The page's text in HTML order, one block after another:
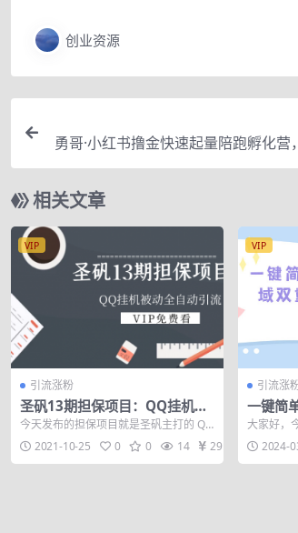
创业资源
勇哥·小红书撸金快速起量陪跑孵化营
相关文章
VIP
引流涨粉
圣矾13期担保项目：QQ挂机被
动全自动引流
今天发布的担保项目就是圣矾主打的 QQ
引流项目，只不过是其中的一个方法，
见效最...
2021-10-25 0 0 14 29
VIP
引流涨
一键简
变现，
材）
大家好，
纯原创，
00+》，...
2024-